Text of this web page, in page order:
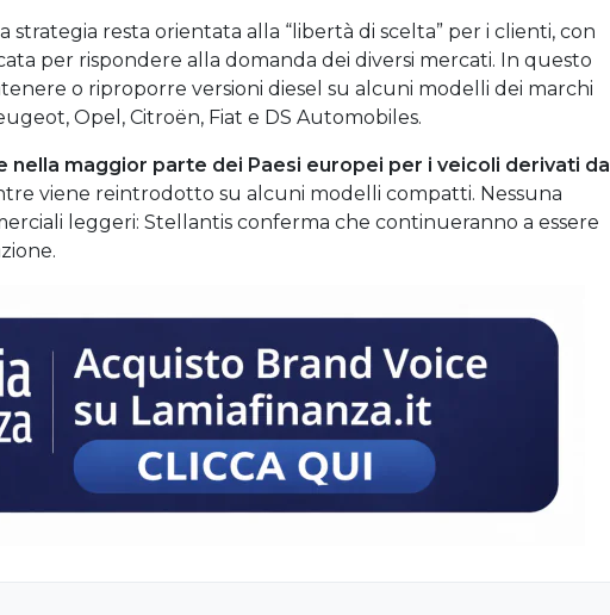
strategia resta orientata alla “libertà di scelta” per i clienti, con
per rispondere alla domanda dei diversi mercati. In questo
o riproporre versioni diesel su alcuni modelli dei marchi
Opel, Citroën, Fiat e DS Automobiles.
nella maggior parte dei Paesi europei per i veicoli derivati da
viene reintrodotto su alcuni modelli compatti. Nessuna
leggeri: Stellantis conferma che continueranno a essere